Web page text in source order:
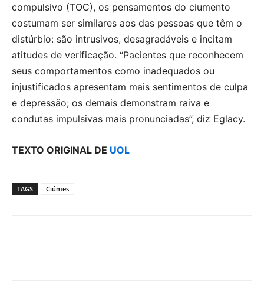
compulsivo (TOC), os pensamentos do ciumento
costumam ser similares aos das pessoas que têm o
distúrbio: são intrusivos, desagradáveis e incitam
atitudes de verificação. “Pacientes que reconhecem
seus comportamentos como inadequados ou
injustificados apresentam mais sentimentos de culpa
e depressão; os demais demonstram raiva e
condutas impulsivas mais pronunciadas”, diz Eglacy.
TEXTO ORIGINAL DE UOL
TAGS Ciúmes